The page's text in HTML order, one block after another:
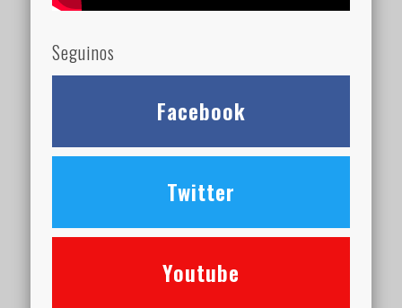
Seguinos
Facebook
Twitter
Youtube